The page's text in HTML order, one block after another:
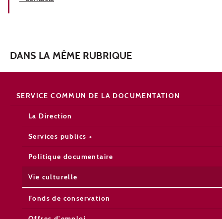
DANS LA MÊME RUBRIQUE
SERVICE COMMUN DE LA DOCUMENTATION
La Direction
Services publics +
Politique documentaire
Vie culturelle
Fonds de conservation